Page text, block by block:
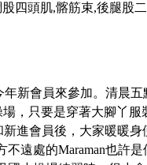
四頭肌,髂筋束,後腿股
新會員來參加。 清晨五
，只要是穿著大腳丫
進會員後，大家暖暖身
遠處的Maraman也許